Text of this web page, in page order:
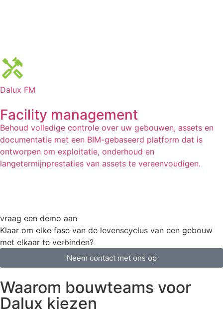
Dalux FM
Facility management
Behoud volledige controle over uw gebouwen, assets en
documentatie met een BIM-gebaseerd platform dat is
ontworpen om exploitatie, onderhoud en
langetermijnprestaties van assets te vereenvoudigen.
vraag een demo aan
Klaar om elke fase van de levenscyclus van een gebouw
met elkaar te verbinden?
Neem contact met ons op
Waarom bouwteams voor
Dalux kiezen